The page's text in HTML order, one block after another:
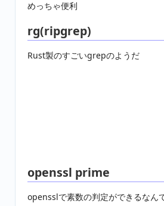
めっちゃ便利
rg(ripgrep)
Rust製のすごいgrepのようだ
openssl prime
opensslで素数の判定ができるなん